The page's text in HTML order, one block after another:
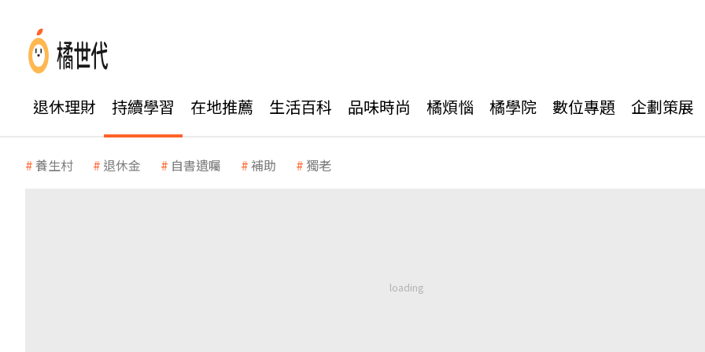
退休理財 持續學習 在地推薦 生活百科 品味時尚 橘煩惱 橘學院 數位專題 企劃策展
養生村 退休金 自書遺囑 補助 獨老